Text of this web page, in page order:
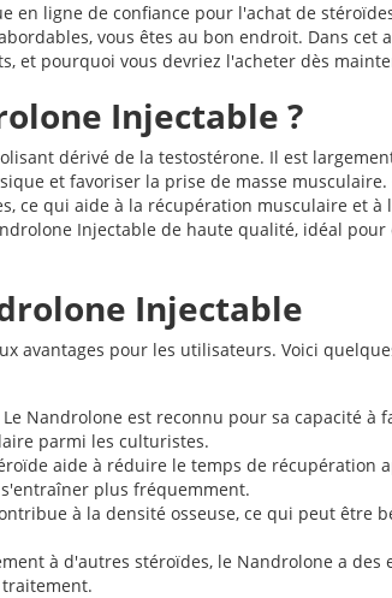
en ligne de confiance pour l'achat de
vous êtes au bon endroit. Dans cet
et pourquoi vous devriez l'acheter dès
Injectable ?
dérivé de la testostérone. Il est
et favoriser la prise de masse musculaire.
ce qui aide à la récupération musculaire et à
Injectable de haute qualité, idéal
Injectable
avantages pour les utilisateurs. Voici
Le Nandrolone est reconnu pour sa capacité à
parmi les culturistes.
aide à réduire le temps de récupération
plus fréquemment.
à la densité osseuse, ce qui peut être
à d'autres stéroïdes, le Nandrolone a